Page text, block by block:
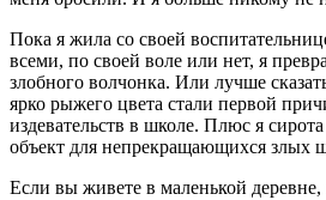
Пока я жила со своей
всеми, по своей воле или нет, я
злобного волчонка. Или лучше
ярко рыжего цвета стали первой
издевательств в школе. Плюс я
объект для непрекращающихся злых
Если вы живете в маленькой деревне,